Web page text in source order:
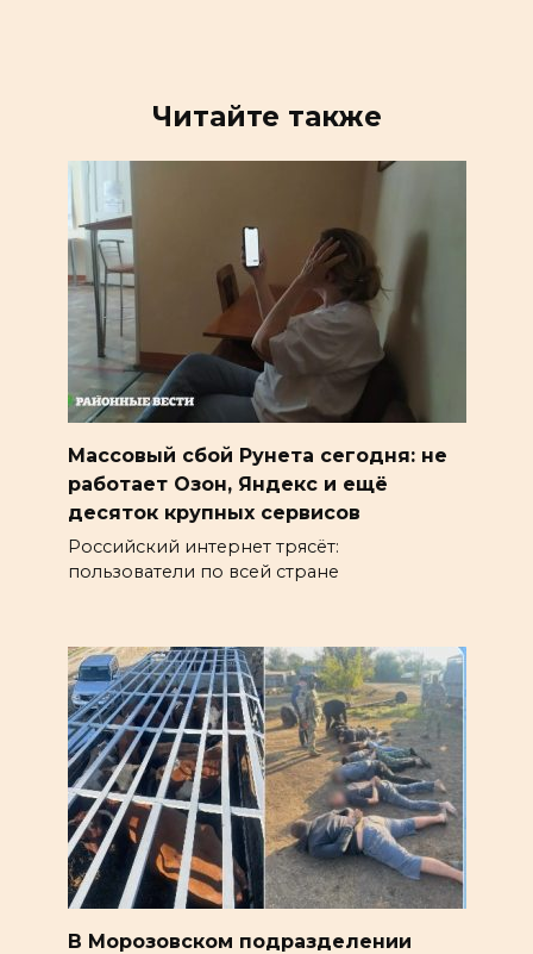
Читайте также
Массовый сбой Рунета сегодня: не
работает Озон, Яндекс и ещё
десяток крупных сервисов
Российский интернет трясёт:
пользователи по всей стране
В Морозовском подразделении